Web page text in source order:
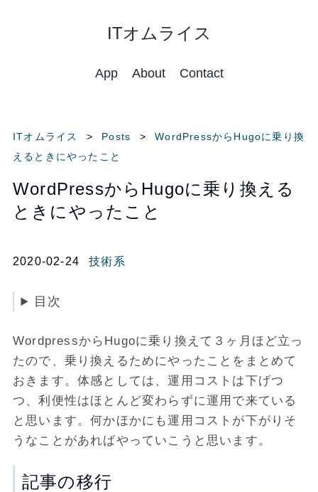
ITオムライス
App About Contact
ITオムライス Posts
WordPressからHugoに乗り換
えるときにやったこと
WordPressからHugoに乗り換える
ときにやったこと
2020-02-24 技術系
目次
WordpressからHugoに乗り換えて３ヶ月ほど立っ
たので、乗り換えるためにやったことをまとめて
おきます。体感としては、運用コストは下げつ
つ、利便性はほとんど変わらずに運用で来ている
と思います。何かほかにも運用コストが下がりそ
うなことがあればやっていこうと思います。
記事の移行